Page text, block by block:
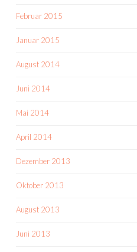
Februar 2015
Januar 2015
August 2014
Juni 2014
Mai 2014
April 2014
Dezember 2013
Oktober 2013
August 2013
Juni 2013